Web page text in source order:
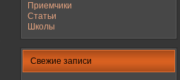
Приемчики
Статьи
Школы
Свежие записи